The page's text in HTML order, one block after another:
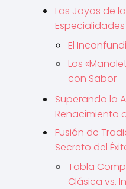
Las Joyas de
El
Los
con Sabor
Superando la
Renacimiento
Fusión de
Secreto del
Tabla
Clásica vs.